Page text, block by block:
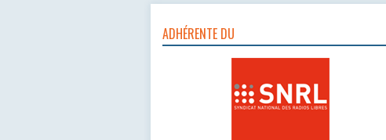
ADHÉRENTE DU